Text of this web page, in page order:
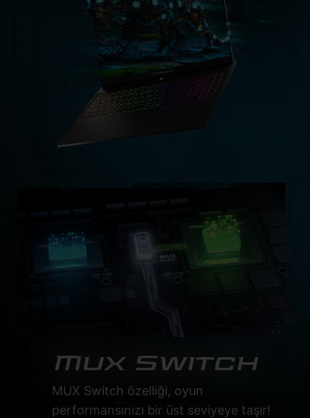
Mux Switch
MUX Switch özelliği, oyun
performansınızı bir üst seviyeye taşır!